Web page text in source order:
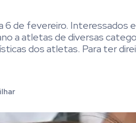
6 de fevereiro. Interessados
a atletas de diversas
dos atletas. Para ter